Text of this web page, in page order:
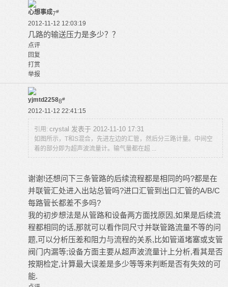
心想事成7#
2012-11-12 12:03:19
几路的输送压力是多少？？
点评
回复
打赏
举报
yjmtd22588#
2012-11-12 22:41:15
引用: crystal 发表于 2012-11-10 17:31
如图所示，T和S混合，先进左边的汇管，然后分三路计量。中间空
着的部分即为超声波流量计。输气量都在超 ...
谢谢!还想问下三条管路的后续流程都是相同的吗?都是在
并联管汇处进入出站总管吗?进口汇管到出口汇管的A/B/C
每路管长都差不多吗?
我的初步想法是从管路和设备两方面找原因,如果是后续流
程都相同的话,那就可以看作同尺寸并联管路流量不等的问
题,可以分析压差和阻力与流程的关系,比如管道堵塞或支管
阀门内漏等;设备方面主要从超声波流量计上分析,看其是否
按期检定,计算最大误差是多少等等来判断是否有失效的可
能.